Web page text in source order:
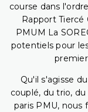
course dans
Rapport
PMUM La
potentiels pour
Qu'il s'agisse
couplé, du trio,
paris PMU, nous